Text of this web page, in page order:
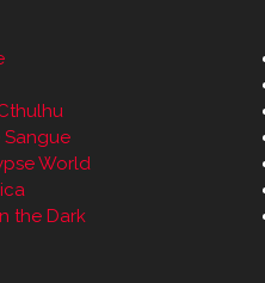
Sangue
World
the Dark